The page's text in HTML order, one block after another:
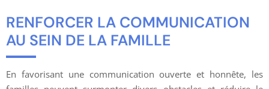
RENFORCER LA COMMUNICATION
AU SEIN DE LA FAMILLE
En favorisant une communication ouverte et honnête, les